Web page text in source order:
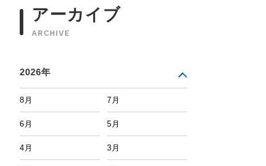
アーカイブ
ARCHIVE
2026年
8月 7月
6月 5月
4月 3月